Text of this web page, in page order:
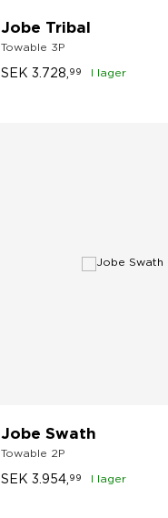
Jobe Tribal
Towable 3P
SEK 3.728, 99 I lager
Jobe Swath
Towable 2P
SEK 3.954, 99 I lager